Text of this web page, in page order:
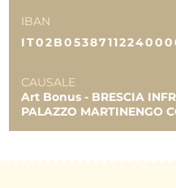
IBAN
CAUSALE
Art Bonus - BRESCIA
PALAZZO MARTINENGO